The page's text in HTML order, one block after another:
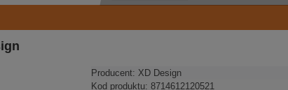
Producent: XD Design
Kod produktu: 8714612120521